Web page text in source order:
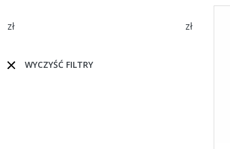
zł zł
WYCZYŚĆ FILTRY